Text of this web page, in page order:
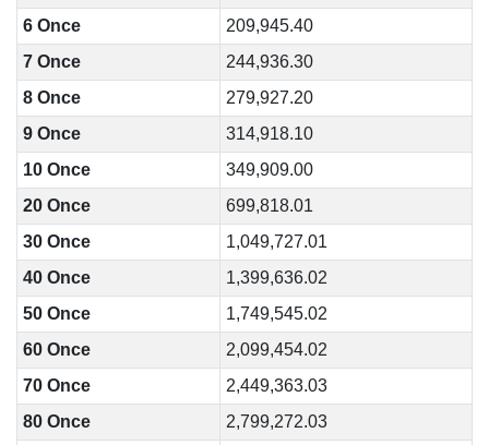
6 Once
209,945.40
7 Once
244,936.30
8 Once
279,927.20
9 Once
314,918.10
10 Once
349,909.00
20 Once
699,818.01
30 Once
1,049,727.01
40 Once
1,399,636.02
50 Once
1,749,545.02
60 Once
2,099,454.02
70 Once
2,449,363.03
80 Once
2,799,272.03